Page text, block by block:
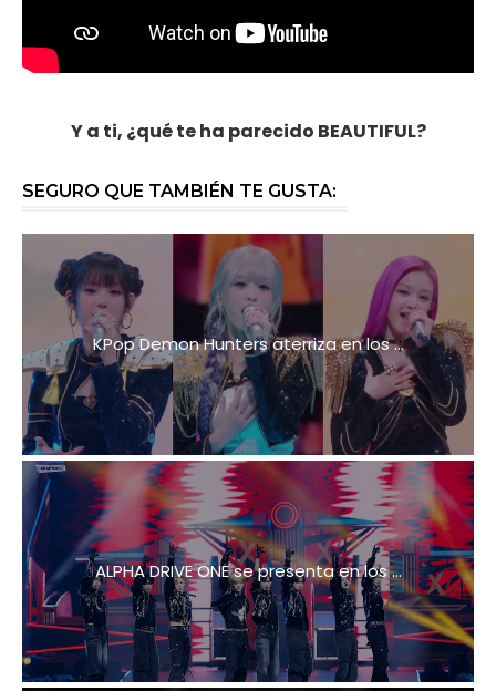
Y a ti, ¿qué te ha parecido BEAUTIFUL?
SEGURO QUE TAMBIÉN TE GUSTA:
KPop Demon Hunters aterriza en los ...
ALPHA DRIVE ONE se presenta en los ...